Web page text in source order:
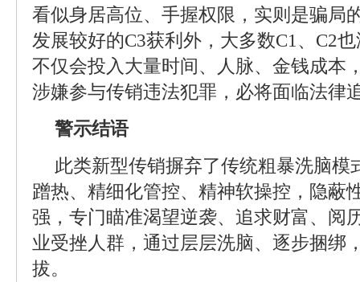
看似身居高位、手握权限，实则是骗局
发展较好的C3获利外，大多数C1、C2
不仅会投入大量时间、人脉、金钱成本
涉嫌参与传销违法犯罪，必将面临法律
警示结语
此类新型传销摒弃了传统粗暴洗脑模
蹭热、精细化管控、精神软操控，隐蔽
强，专门瞄准渴望逆袭、追求财富、阅
业受挫人群，通过层层洗脑、逐步捆绑
拔。